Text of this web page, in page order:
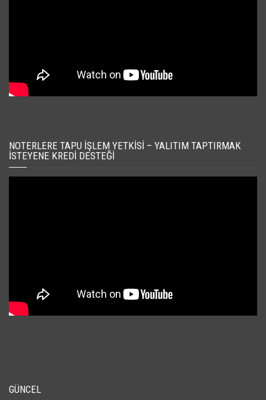
NOTERLERE TAPU İŞLEM YETKISI – YALITIM TAPTIRMAK
İSTEYENE KREDI DESTEĞI
GÜNCEL